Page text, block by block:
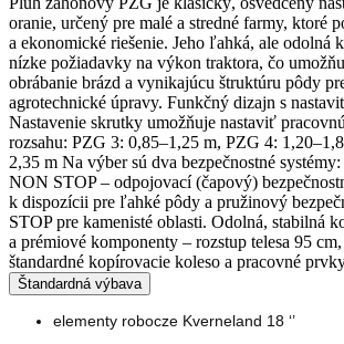
oranie, určený pre malé a stredné farmy, ktoré
a ekonomické riešenie. Jeho ľahká, ale odolná
nízke požiadavky na výkon traktora, čo
obrábanie brázd a vynikajúcu štruktúru pôdy
agrotechnické úpravy. Funkčný dizajn s
Nastavenie skrutky umožňuje nastaviť
rozsahu: PZG 3: 0,85–1,25 m, PZG 4:
2,35 m Na výber sú dva bezpečnostné
NON STOP – odpojovací (čapový)
k dispozícii pre ľahké pôdy a pružinový
STOP pre kamenisté oblasti. Odolná, stabilná
a prémiové komponenty – rozstup telesa 95
štandardné kopírovacie koleso a pracovné
Štandardná výbava
elementy robocze Kverneland 18 ‘’